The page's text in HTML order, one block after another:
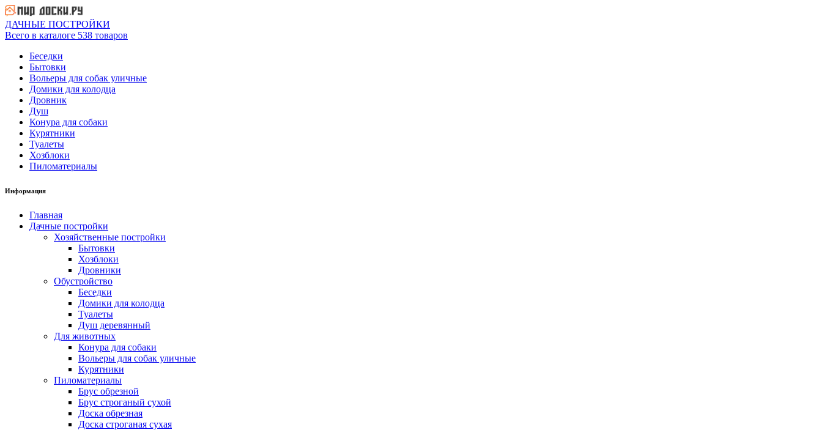
ДАЧНЫЕ ПОСТРОЙКИ
Всего в каталоге 538 товаров
Беседки
Бытовки
Вольеры для собак уличные
Домики для колодца
Дровник
Душ
Конура для собаки
Курятники
Туалеты
Хозблоки
Пиломатериалы
Информация
Главная
Дачные постройки
Хозяйственные постройки
Бытовки
Хозблоки
Дровники
Обустройство
Беседки
Домики для колодца
Туалеты
Душ деревянный
Для животных
Конура для собаки
Вольеры для собак уличные
Курятники
Пиломатериалы
Брус обрезной
Брус строганый сухой
Доска обрезная
Доска строганая сухая